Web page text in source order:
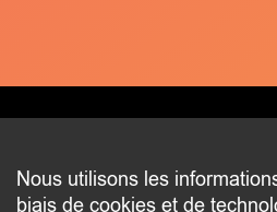
Nous utilisons les
biais de cookies et de